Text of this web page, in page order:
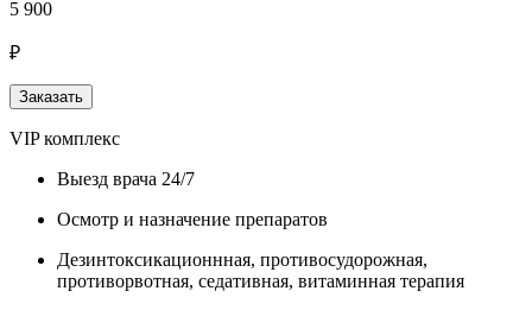
5 900
₽
Заказать
VIP комплекс
Выезд врача 24/7
Осмотр и назначение препаратов
Дезинтоксикационнная, противосудорожная,
противорвотная, седативная, витаминная терапия